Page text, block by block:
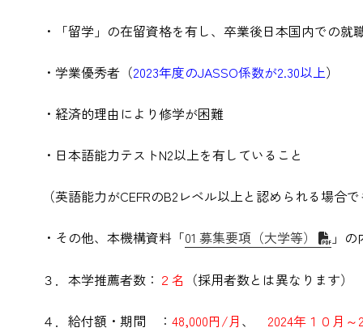
・「留学」の在留資格を有し、卒業後日本国内での就
・学業優秀者（2023年度のJASSO係数が2.30以上）
・経済的理由により修学が困難
・日本語能力テストN2以上を有していること
（英語能力がCEFRのB2レベル以上と認められる場合で
・その他、本機構資料「01 募集要項（大学等） 」
３．本学推薦者数： ２名 （採用者数とは異なります）
４．給付額・期間 ： 48,000円/月 、 2024年１０月